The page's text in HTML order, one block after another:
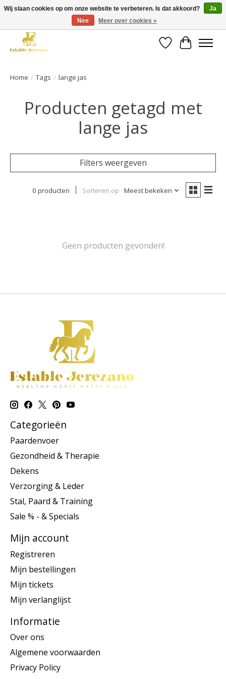
Gratis verzending vanaf €49 op een groot deel van ons assortiment
Verlanglijst
Home / Tags / lange jas
Producten getagd met
lange jas
Filters weergeven
0 producten Sorteren op Meest bekeken
Geen producten gevonden!
Categorieën
Paardenvoer
Gezondheid & Therapie
Dekens
Verzorging & Leder
Stal, Paard & Training
Sale % - & Specials
Mijn account
Registreren
Mijn bestellingen
Mijn tickets
Mijn verlanglijst
Informatie
Over ons
Algemene voorwaarden
Privacy Policy
Wij slaan cookies op om onze website te verbeteren. Is dat akkoord?
Ja
Nee
Meer over cookies »